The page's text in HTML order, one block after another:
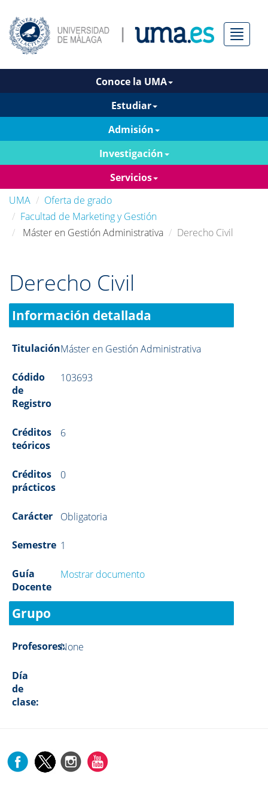
Menú
Conoce la UMA
Estudiar
Admisión
Investigación
Servicios
UMA
Oferta de grado
Facultad de Marketing y Gestión
Máster en Gestión Administrativa
Derecho Civil
Derecho Civil
Información detallada
TitulaciónMáster en Gestión Administrativa
Códido
de
Registro
103693
Créditos
teóricos
6
Créditos
prácticos
0
Carácter Obligatoria
Semestre 1
Guía
Docente
Mostrar documento
Grupo
Profesores:None
Día
de
clase: